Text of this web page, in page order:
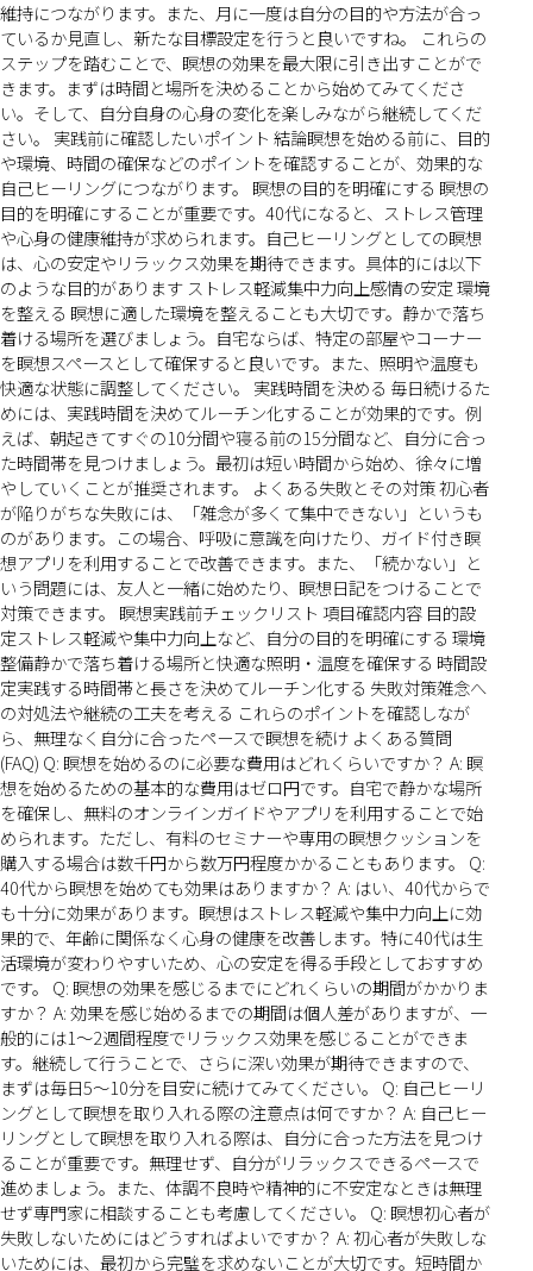
維持につながります。また、月に一度は自分の目的や方法が合っ
ているか見直し、新たな目標設定を行うと良いですね。 これらの
ステップを踏むことで、瞑想の効果を最大限に引き出すことがで
きます。まずは時間と場所を決めることから始めてみてくださ
い。そして、自分自身の心身の変化を楽しみながら継続してくだ
さい。 実践前に確認したいポイント 結論瞑想を始める前に、目的
や環境、時間の確保などのポイントを確認することが、効果的な
自己ヒーリングにつながります。 瞑想の目的を明確にする 瞑想の
目的を明確にすることが重要です。40代になると、ストレス管理
や心身の健康維持が求められます。自己ヒーリングとしての瞑想
は、心の安定やリラックス効果を期待できます。具体的には以下
のような目的があります ストレス軽減集中力向上感情の安定 環境
を整える 瞑想に適した環境を整えることも大切です。静かで落ち
着ける場所を選びましょう。自宅ならば、特定の部屋やコーナー
を瞑想スペースとして確保すると良いです。また、照明や温度も
快適な状態に調整してください。 実践時間を決める 毎日続けるた
めには、実践時間を決めてルーチン化することが効果的です。例
えば、朝起きてすぐの10分間や寝る前の15分間など、自分に合っ
た時間帯を見つけましょう。最初は短い時間から始め、徐々に増
やしていくことが推奨されます。 よくある失敗とその対策 初心者
が陥りがちな失敗には、「雑念が多くて集中できない」というも
のがあります。この場合、呼吸に意識を向けたり、ガイド付き瞑
想アプリを利用することで改善できます。また、「続かない」と
いう問題には、友人と一緒に始めたり、瞑想日記をつけることで
対策できます。 瞑想実践前チェックリスト 項目確認内容 目的設
定ストレス軽減や集中力向上など、自分の目的を明確にする 環境
整備静かで落ち着ける場所と快適な照明・温度を確保する 時間設
定実践する時間帯と長さを決めてルーチン化する 失敗対策雑念へ
の対処法や継続の工夫を考える これらのポイントを確認しなが
ら、無理なく自分に合ったペースで瞑想を続け よくある質問
(FAQ) Q: 瞑想を始めるのに必要な費用はどれくらいですか？ A: 瞑
想を始めるための基本的な費用はゼロ円です。自宅で静かな場所
を確保し、無料のオンラインガイドやアプリを利用することで始
められます。ただし、有料のセミナーや専用の瞑想クッションを
購入する場合は数千円から数万円程度かかることもあります。 Q:
40代から瞑想を始めても効果はありますか？ A: はい、40代からで
も十分に効果があります。瞑想はストレス軽減や集中力向上に効
果的で、年齢に関係なく心身の健康を改善します。特に40代は生
活環境が変わりやすいため、心の安定を得る手段としておすすめ
です。 Q: 瞑想の効果を感じるまでにどれくらいの期間がかかりま
すか？ A: 効果を感じ始めるまでの期間は個人差がありますが、一
般的には1〜2週間程度でリラックス効果を感じることができま
す。継続して行うことで、さらに深い効果が期待できますので、
まずは毎日5〜10分を目安に続けてみてください。 Q: 自己ヒーリ
ングとして瞑想を取り入れる際の注意点は何ですか？ A: 自己ヒー
リングとして瞑想を取り入れる際は、自分に合った方法を見つけ
ることが重要です。無理せず、自分がリラックスできるペースで
進めましょう。また、体調不良時や精神的に不安定なときは無理
せず専門家に相談することも考慮してください。 Q: 瞑想初心者が
失敗しないためにはどうすればよいですか？ A: 初心者が失敗しな
いためには、最初から完璧を求めないことが大切です。短時間か